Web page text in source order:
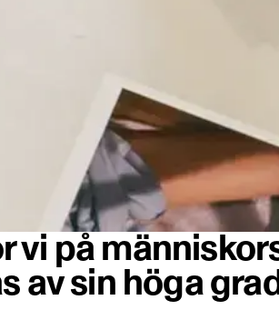
vi på
av sin höga